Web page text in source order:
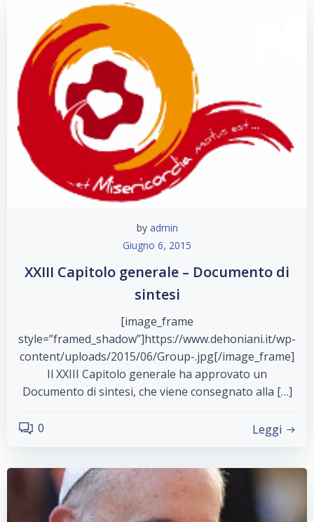
by admin
Giugno 6, 2015
XXIII Capitolo generale – Documento di
sintesi
[image_frame
style=”framed_shadow”]https://www.dehoniani.it/wp-
content/uploads/2015/06/Group-.jpg[/image_frame]
Il XXIII Capitolo generale ha approvato un
Documento di sintesi, che viene consegnato alla […]
0 Leggi